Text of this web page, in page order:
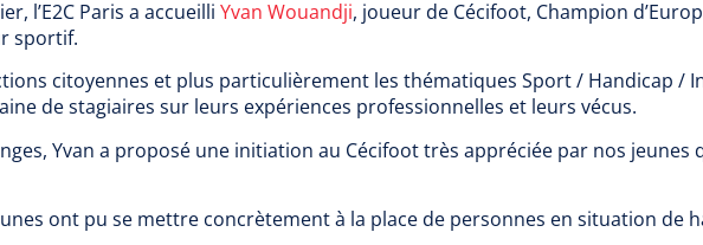
l’E2C Paris a accueilli Yvan Wouandji, joueur de Cécifoot, Champion
sportif.
citoyennes et plus particulièrement les thématiques Sport / Handicap /
de stagiaires sur leurs expériences professionnelles et leurs vécus.
Yvan a proposé une initiation au Cécifoot très appréciée par nos jeunes
ont pu se mettre concrètement à la place de personnes en situation de